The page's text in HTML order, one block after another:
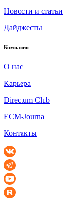
Новости и статьи
Дайджесты
Компания
О нас
Карьера
Directum Club
ECM-Journal
Контакты